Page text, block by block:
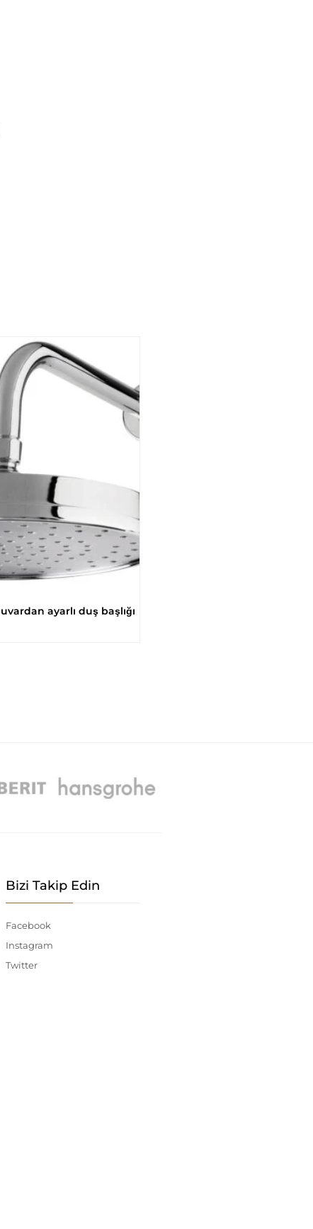
ayarlı duş başlığı
Bizi Takip Edin
Facebook
Instagram
Twitter